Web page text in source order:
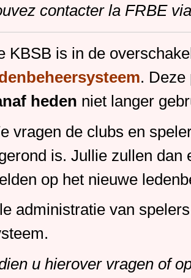
contacter la FRBE
KBSB is in de
. Deze
heden niet langer
vragen de clubs en
is. Jullie zullen dan
op het nieuwe
administratie van
u hierover vragen of